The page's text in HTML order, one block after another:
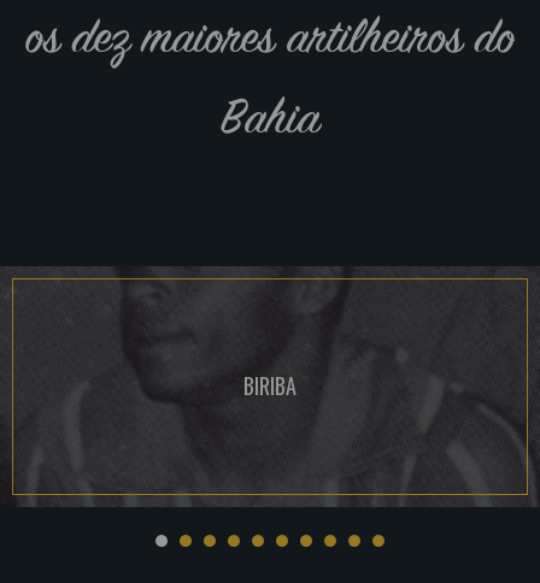
os dez maiores artilheiros do
Bahia
BIRIBA